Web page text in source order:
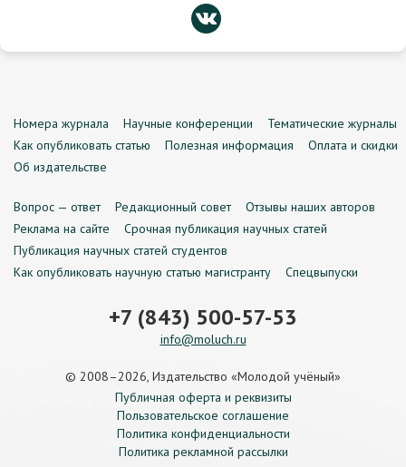
Номера журнала Научные конференции
Тематические журналы
Как опубликовать статью
Полезная информация
Оплата и скидки
Об издательстве
Вопрос — ответ Редакционный совет
Отзывы наших авторов
Реклама на сайте
Срочная публикация научных статей
Публикация научных статей студентов
Как опубликовать научную статью магистранту
Спецвыпуски
+7 (843) 500-57-53
info@moluch.ru
© 2008–2026, Издательство «Молодой учёный»
Публичная оферта и реквизиты
Пользовательское соглашение
Политика конфиденциальности
Политика рекламной рассылки